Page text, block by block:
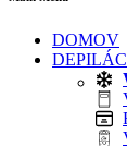
DOMOV